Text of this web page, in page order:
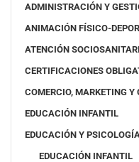
)
ADMINISTRACIÓN Y
ANIMACIÓN FÍSICO-
ATENCIÓN
CERTIFICACIONES
COMERCIO, MARKETING
EDUCACIÓN INFANTIL
EDUCACIÓN Y
EDUCACIÓN INFANTIL